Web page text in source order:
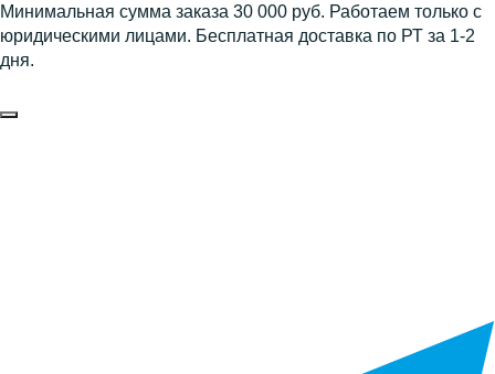
Минимальная сумма заказа 30 000 руб. Работаем только с
юридическими лицами. Бесплатная доставка по РТ за 1-2
дня.